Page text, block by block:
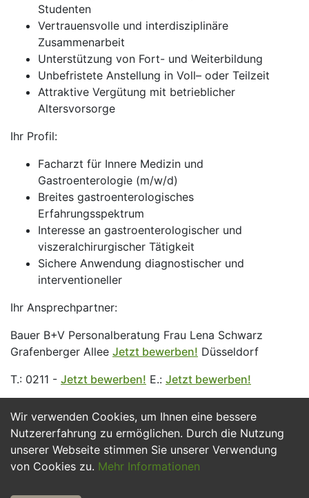
Wir verwenden Cookies, um Ihnen eine bessere
Nutzererfahrung zu ermöglichen. Durch die Nutzung
unserer Webseite stimmen Sie unserer Verwendung
von Cookies zu. Mehr Informationen
Studenten
Vertrauensvolle und interdisziplinäre
Zusammenarbeit
Unterstützung von Fort- und Weiterbildung
Unbefristete Anstellung in Voll– oder Teilzeit
Attraktive Vergütung mit betrieblicher
Altersvorsorge
Ihr Profil:
Facharzt für Innere Medizin und
Gastroenterologie (m/w/d)
Breites gastroenterologisches
Erfahrungsspektrum
Interesse an gastroenterologischer und
viszeralchirurgischer Tätigkeit
Sichere Anwendung diagnostischer und
interventioneller
Ihr Ansprechpartner:
Bauer B+V Personalberatung Frau Lena Schwarz
Grafenberger Allee Jetzt bewerben! Düsseldorf
T.: 0211 - Jetzt bewerben! E.: Jetzt bewerben!
Jetzt Bewerben